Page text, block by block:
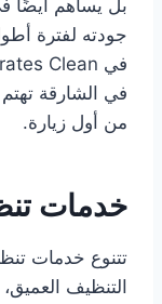
بل يساهم أيضًا
جودته لفترة
في الشارقة
من أول زيارة.
خدمات
تتنوع خدمات
التنظيف